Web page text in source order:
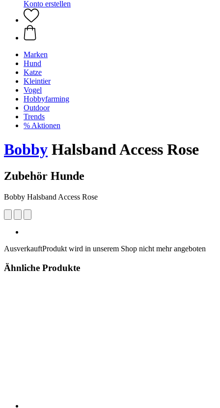
Konto erstellen
Marken
Hund
Katze
Kleintier
Vogel
Hobbyfarming
Outdoor
Trends
% Aktionen
Bobby Halsband Access Rose
Zubehör Hunde
Bobby Halsband Access Rose
AusverkauftProdukt wird in unserem Shop nicht mehr angeboten
Ähnliche Produkte